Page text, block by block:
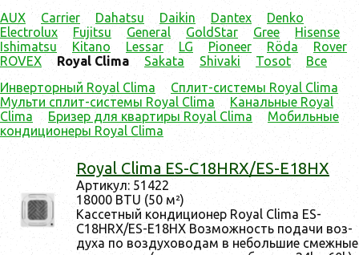
AUX
Carrier Dahatsu Daikin Dantex
Denko
Electrolux
Fujitsu General GoldStar Gree
Hisense
Ishimatsu
Kitano Lessar LG Pioneer Röda
Rover
ROVEX
Royal Clima Sakata Shivaki Tosot
Все
Инверторный Royal Clima
Сплит-системы Royal Clima
Мульти сплит-системы Royal Clima
Канальные Royal
Clima
Бризер для квартиры Royal Clima
Мобильные
кондиционеры Royal Clima
Royal Clima ES-C18HRX/ES-E18HX
Ар­ти­кул: 51422
18000 BTU (50 м²)
Кас­сетный кон­ди­ци­онер Royal Clima ES-
C18HRX/ES-E18HX Воз­можность по­дачи воз­
ду­ха по воз­ду­хово­дам в не­боль­шие смеж­ные